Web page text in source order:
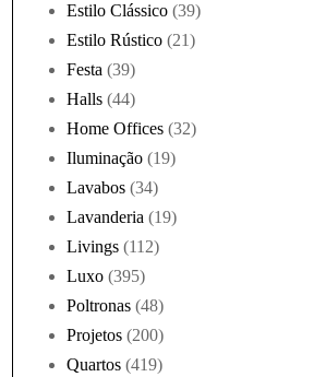
Estilo Clássico (39)
Estilo Rústico (21)
Festa (39)
Halls (44)
Home Offices (32)
Iluminação (19)
Lavabos (34)
Lavanderia (19)
Livings (112)
Luxo (395)
Poltronas (48)
Projetos (200)
Quartos (419)